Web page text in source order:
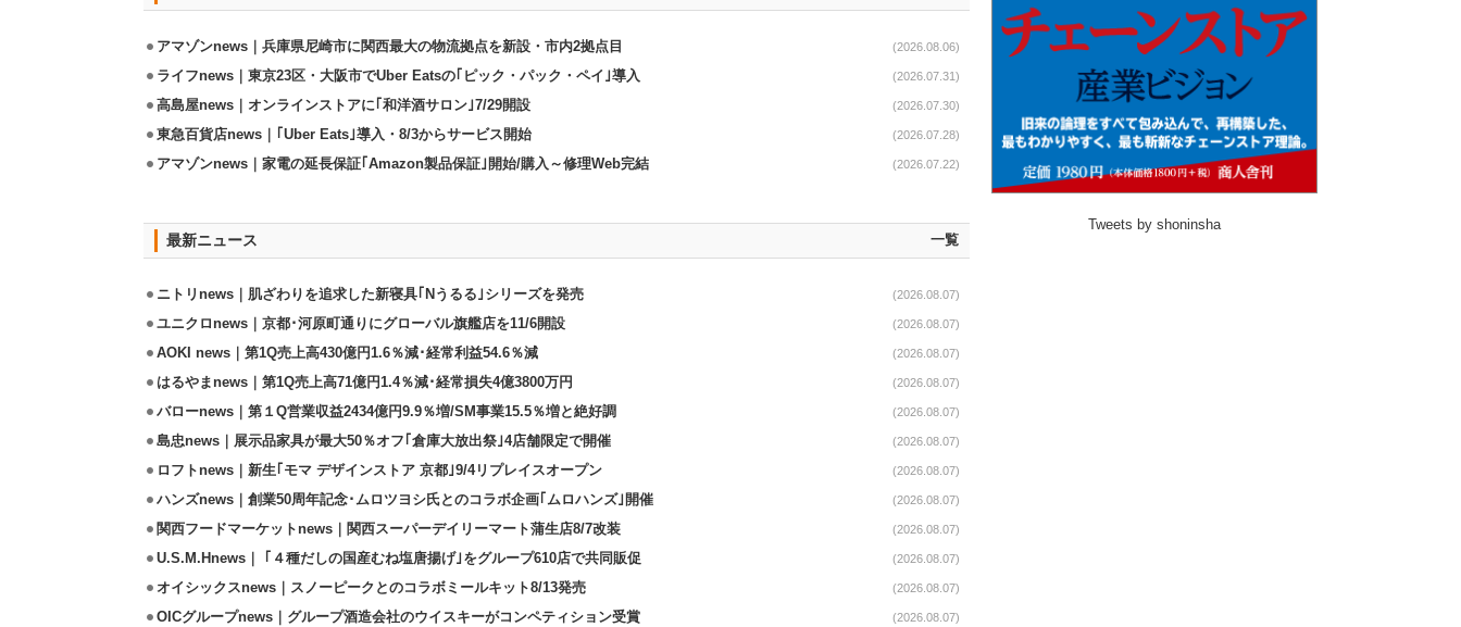
アマゾンnews｜兵庫県尼崎市に関西最大の物流拠点を新設・市内2拠点目 (2026.08.06)
ライフnews｜東京23区・大阪市でUber Eatsの｢ピック・パック・ペイ｣導入 (2026.07.31)
高島屋news｜オンラインストアに｢和洋酒サロン｣7/29開設 (2026.07.30)
東急百貨店news｜｢Uber Eats｣導入・8/3からサービス開始 (2026.07.28)
アマゾンnews｜家電の延長保証｢Amazon製品保証｣開始/購入～修理Web完結 (2026.07.22)
最新ニュース 一覧
ニトリnews｜肌ざわりを追求した新寝具｢Nうるる｣シリーズを発売 (2026.08.07)
ユニクロnews｜京都･河原町通りにグローバル旗艦店を11/6開設 (2026.08.07)
AOKI news｜第1Q売上高430億円1.6％減･経常利益54.6％減 (2026.08.07)
はるやまnews｜第1Q売上高71億円1.4％減･経常損失4億3800万円 (2026.08.07)
バローnews｜第１Q営業収益2434億円9.9％増/SM事業15.5％増と絶好調 (2026.08.07)
島忠news｜展示品家具が最大50％オフ｢倉庫大放出祭｣4店舗限定で開催 (2026.08.07)
ロフトnews｜新生｢モマ デザインストア 京都｣9/4リプレイスオープン (2026.08.07)
ハンズnews｜創業50周年記念･ムロツヨシ氏とのコラボ企画｢ムロハンズ｣開催 (2026.08.07)
関西フードマーケットnews｜関西スーパーデイリーマート蒲生店8/7改装 (2026.08.07)
U.S.M.Hnews｜ ｢４種だしの国産むね塩唐揚げ｣をグループ610店で共同販促 (2026.08.07)
オイシックスnews｜スノーピークとのコラボミールキット8/13発売 (2026.08.07)
OICグループnews｜グループ酒造会社のウイスキーがコンペティション受賞 (2026.08.07)
Tweets by shoninsha